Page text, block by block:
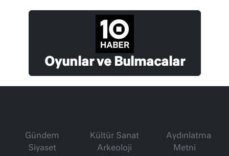
Oyunlar ve Bulmacalar
Gündem
Siyaset
Kültür Sanat
Arkeoloji
Aydınlatma
Metni